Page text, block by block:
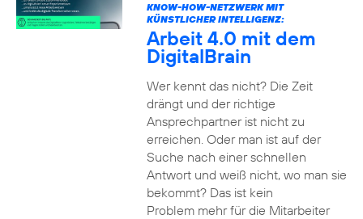
KNOW-HOW-NETZWERK MIT
KÜNSTLICHER INTELLIGENZ:
Arbeit 4.0 mit dem
DigitalBrain
Wer kennt das nicht? Die Zeit
drängt und der richtige
Ansprechpartner ist nicht zu
erreichen. Oder man ist auf der
Suche nach einer schnellen
Antwort und weiß nicht, wo man sie
bekommt? Das ist kein
Problem mehr für die Mitarbeiter